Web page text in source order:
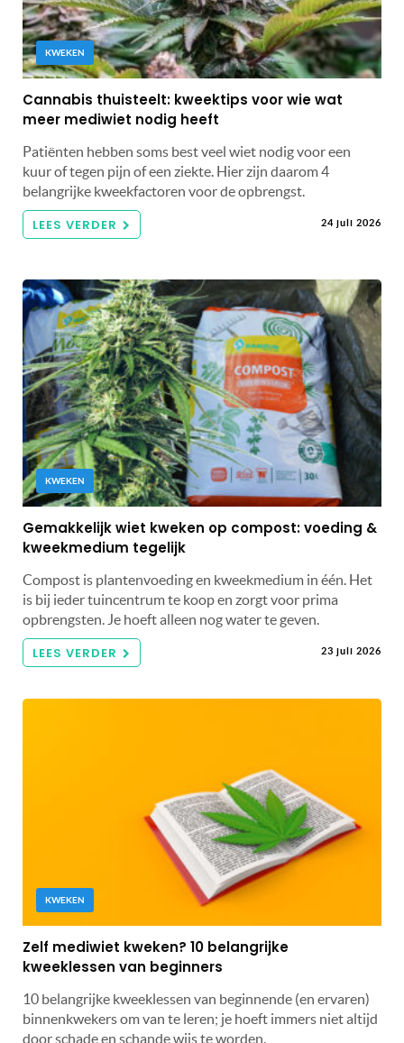
KWEKEN
Cannabis thuisteelt: kweektips voor wie wat
meer mediwiet nodig heeft
Patiënten hebben soms best veel wiet nodig voor een
kuur of tegen pijn of een ziekte. Hier zijn daarom 4
belangrijke kweekfactoren voor de opbrengst.
LEES VERDER 24 juli 2026
KWEKEN
Gemakkelijk wiet kweken op compost: voeding &
kweekmedium tegelijk
Compost is plantenvoeding en kweekmedium in één. Het
is bij ieder tuincentrum te koop en zorgt voor prima
opbrengsten. Je hoeft alleen nog water te geven.
LEES VERDER 23 juli 2026
KWEKEN
Zelf mediwiet kweken? 10 belangrijke
kweeklessen van beginners
10 belangrijke kweeklessen van beginnende (en ervaren)
binnenkwekers om van te leren; je hoeft immers niet altijd
door schade en schande wijs te worden.